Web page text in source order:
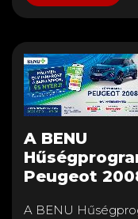
A BENU
Peugeot
A BENU